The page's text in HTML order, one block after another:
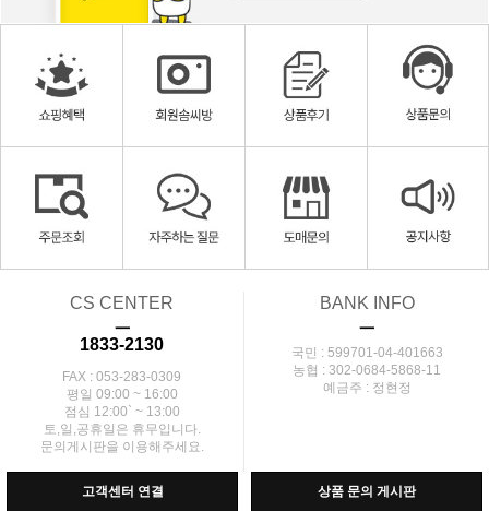
CS CENTER
ㅡ
1833-2130
FAX : 053-283-0309
평일 09:00 ~ 16:00
점심 12:00` ~ 13:00
토,일,공휴일은 휴무입니다.
문의게시판을 이용해주세요.
BANK INFO
ㅡ
국민 : 599701-04-401663
농협 : 302-0684-5868-11
예금주 : 정현정
고객센터 연결 상품 문의 게시판